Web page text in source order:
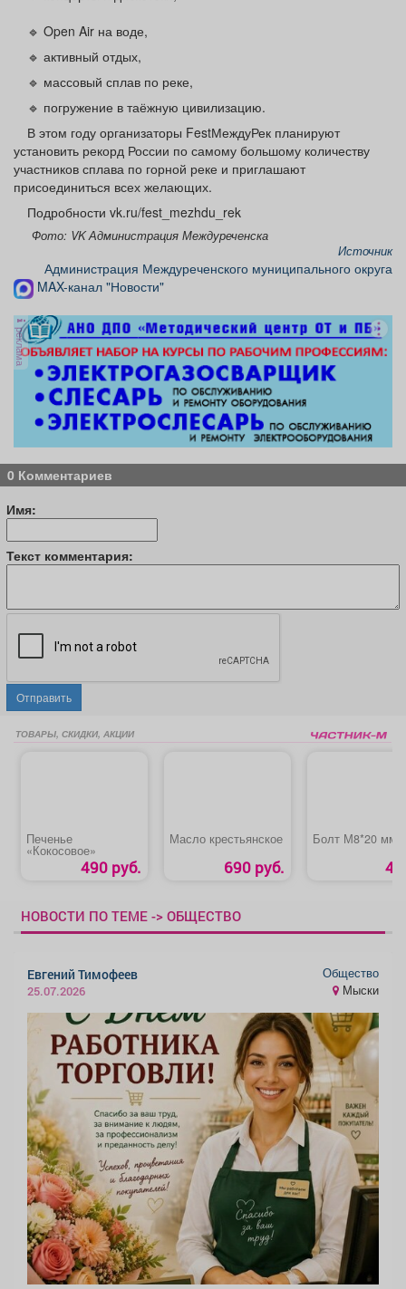
🔹 Open Air на воде,
🔹 активный отдых,
🔹 массовый сплав по реке,
🔹 погружение в таёжную цивилизацию.
В этом году организаторы FestМеждуРек планируют
установить рекорд России по самому большому количеству
участников сплава по горной реке и приглашают
присоединиться всех желающих.
Подробности vk.ru/fest_mezhdu_rek
Фото: VK Администрация Междуреченска
Источник
Администрация Междуреченского муниципального округа
MAX-канал "Новости"
реклама
0 Комментариев
Имя:
Текст комментария:
Отправить
ТОВАРЫ, СКИДКИ, АКЦИИ
Печенье
«Кокосовое»
490 руб.
Масло крестьянское
690 руб.
Болт М8*20 мм
4
НОВОСТИ ПО ТЕМЕ -> ОБЩЕСТВО
Евгений Тимофеев
25.07.2026
Общество
Мыски